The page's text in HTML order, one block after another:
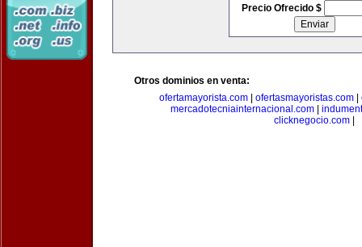
Precio Ofrecido $
Otros dominios en venta:
ofertamayorista.com
ofertasmayoristas.com
mercadotecniainternacional.com
clicknegocio.com